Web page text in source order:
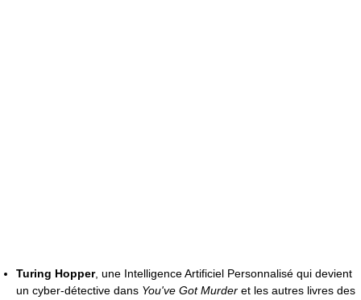
Turing Hopper, une Intelligence Artificiel Personnalisé qui devient
un cyber-détective dans You've Got Murder et les autres livres des